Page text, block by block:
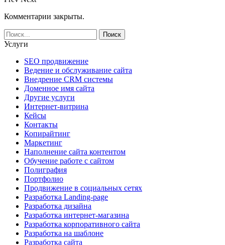
Комментарии закрыты.
Услуги
SEO продвижение
Ведение и обслуживание сайта
Внедрение CRM системы
Доменное имя сайта
Другие услуги
Интернет-витрина
Кейсы
Контакты
Копирайтинг
Маркетинг
Наполнение сайта контентом
Обучение работе с сайтом
Полиграфия
Портфолио
Продвижение в социальных сетях
Разработка Landing-page
Разработка дизайна
Разработка интернет-магазина
Разработка корпоративного сайта
Разработка на шаблоне
Разработка сайта